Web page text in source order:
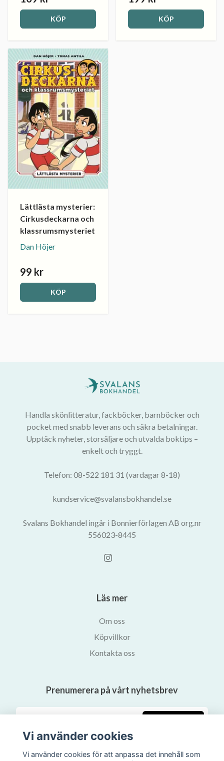
KÖP KÖP
Lättlästa mysterier:
Cirkusdeckarna och
klassrumsmysteriet
Dan Höjer
99 kr
KÖP
Handla skönlitteratur, fackböcker, barnböcker och
pocket med snabb leverans och säkra betalningar.
Upptäck nyheter, storsäljare och utvalda boktips –
enkelt och tryggt.
Telefon: 08-522 181 31 (vardagar 8-18)
kundservice@svalansbokhandel.se
Svalans Bokhandel ingår i Bonnierförlagen AB org.nr
556023-8445
Läs mer
Om oss
Köpvillkor
Kontakta oss
Prenumerera på vårt nyhetsbrev
Vi använder cookies
Vi använder cookies för att anpassa det innehåll som